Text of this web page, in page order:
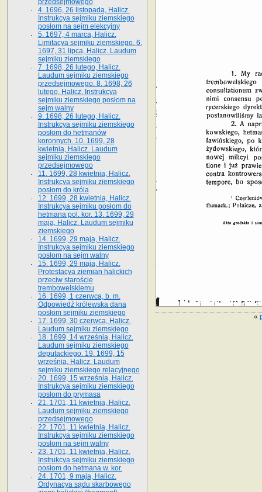
«
przedsejmowego
4. 1696, 26 listopada, Halicz.
Instrukcya sejmiku ziemskiego
posłom na sejm elekcyjny
5. 1697, 4 marca, Halicz.
Limitacya sejmiku ziemskiego. 6.
1697, 31 lipca, Halicz. Laudum
sejmiku ziemskiego
7. 1698, 26 lutego, Halicz.
Laudum sejmiku ziemskiego
przedsejmowego. 8. 1698, 26
lutego, Halicz. Instrukcya
sejmiku ziemskiego posłom na
sejm walny
9. 1698, 26 lutego, Halicz.
Instrukcya sejmiku ziemskiego
posłom do hetmanów
koronnych. 10. 1699, 28
kwietnia, Halicz. Laudum
sejmiku ziemskiego
przedsejmowego
11. 1699, 28 kwietnia, Halicz.
Instrukcya sejmiku ziemskiego
posłom do króla
12. 1699, 28 kwietnia, Halicz.
Instrukcya sejmiku posłom do
hetmana pol. kor. 13. 1699, 29
maja, Halicz. Laudum sejmiku
ziemskiego
14. 1699, 29 maja, Halicz.
Instrukcya sejmiku ziemskiego
posłom na sejm walny
15. 1699, 29 maja, Halicz.
Protestacya ziemian halickich
przeciw staroście
trembowelskiemu
16. 1699, 1 czerwca, b. m.
Odpowiedź królewska dana
posłom sejmiku ziemskiego
17. 1699, 30 czerwca, Halicz.
Laudum sejmiku ziemskiego
18. 1699, 14 września, Halicz.
Laudum sejmiku ziemskiego
deputackiego. 19. 1699, 15
września, Halicz. Laudum
sejmiku ziemskiego relacyjnego
20. 1699, 15 września, Halicz.
Instrukcya sejmiku ziemskiego
posłom do prymasa
21. 1701, 11 kwietnia, Halicz.
Laudum sejmiku ziemskiego
przedsejmowego
22. 1701, 11 kwietnia, Halicz.
Instrukcya sejmiku ziemskiego
posłom na sejm walny
23. 1701, 11 kwietnia, Halicz.
Instrukcya sejmiku ziemskiego
posłom do hetmana w. kor.
24. 1701, 9 maja, Halicz.
Ordynacya sądu skarbowego